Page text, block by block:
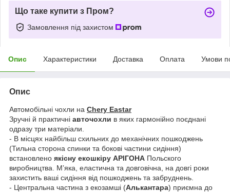
Що таке купити з Пром?
Замовлення під захистом
Опис Характеристики Доставка Оплата Умови
Опис
Автомобільні чохли на Chery Eastar
Зручні й практичні авточохли в яких гармонійно поєднані
одразу три матеріали.
- В місцях найбільш схильних до механічних пошкоджень
(Тильна сторона спинки та бокові частини сидіння)
встановлено якісну екошкіру АРІГОНА Польского
виробництва. Мʼяка, еластична та довговічна, на довгі роки
захистить ваші сидіння від пошкоджень та забруднень.
- Центральна частина з екозамші (Алькантара) приємна до